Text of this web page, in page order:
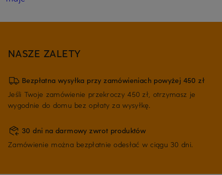
NASZE ZALETY
Bezpłatna wysyłka przy zamówieniach powyżej 450 zł
Jeśli Twoje zamówienie przekroczy 450 zł, otrzymasz je
wygodnie do domu bez opłaty za wysyłkę.
30 dni na darmowy zwrot produktów
Zamówienie można bezpłatnie odesłać w ciągu 30 dni.